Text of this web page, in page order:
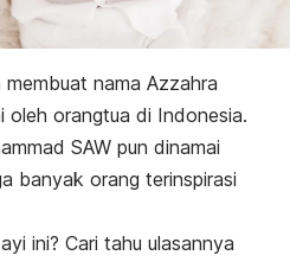
nama Azzahra
oleh orangtua di Indonesia.
SAW pun dinamai
banyak orang terinspirasi
ini? Cari tahu ulasannya